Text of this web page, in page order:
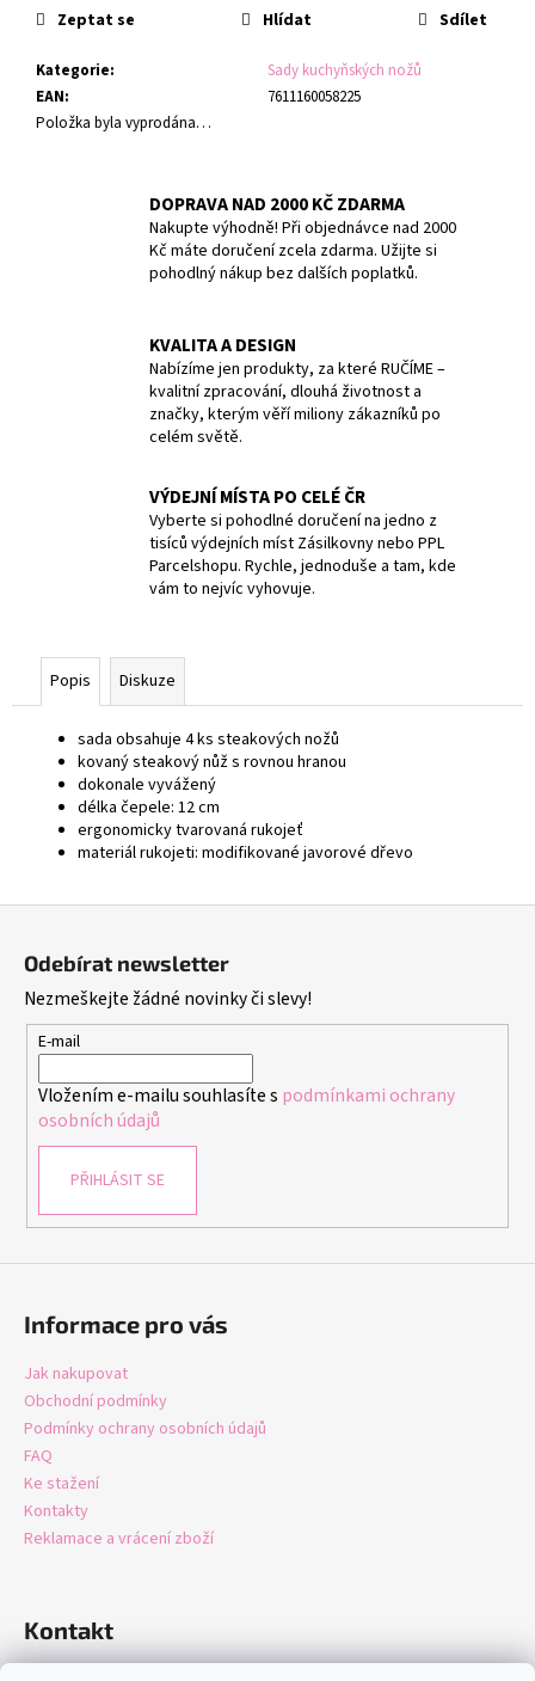
cena:
Kategorie:
Sady kuchyňských nožů
EAN:
7611160058225
Položka byla vyprodána…
Zeptat se Hlídat Sdílet
DOPRAVA NAD 2000 KČ ZDARMA
Nakupte výhodně! Při objednávce nad 2000
Kč máte doručení zcela zdarma. Užijte si
pohodlný nákup bez dalších poplatků.
KVALITA A DESIGN
Nabízíme jen produkty, za které RUČÍME –
kvalitní zpracování, dlouhá životnost a
značky, kterým věří miliony zákazníků po
celém světě.
VÝDEJNÍ MÍSTA PO CELÉ ČR
Vyberte si pohodlné doručení na jedno z
tisíců výdejních míst Zásilkovny nebo PPL
Parcelshopu. Rychle, jednoduše a tam, kde
vám to nejvíc vyhovuje.
Popis Diskuze
sada obsahuje 4 ks steakových nožů
kovaný steakový nůž s rovnou hranou
dokonale vyvážený
délka čepele: 12 cm
ergonomicky tvarovaná rukojeť
materiál rukojeti: modifikované javorové dřevo
Kč
Odebírat newsletter
Nezmeškejte žádné novinky či slevy!
E-mail
Vložením e-mailu souhlasíte s podmínkami ochrany
osobních údajů
PŘIHLÁSIT SE
Informace pro vás
Jak nakupovat
Obchodní podmínky
Podmínky ochrany osobních údajů
FAQ
Ke stažení
Kontakty
Reklamace a vrácení zboží
Kontakt